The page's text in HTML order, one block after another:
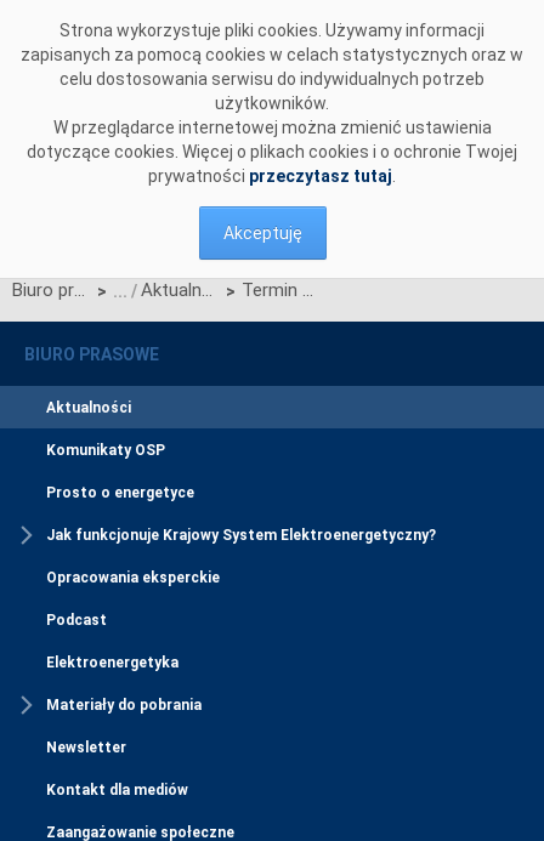
Strona wykorzystuje pliki cookies. Używamy informacji
zapisanych za pomocą cookies w celach statystycznych oraz w
celu dostosowania serwisu do indywidualnych potrzeb
użytkowników.
W przeglądarce internetowej można zmienić ustawienia
dotyczące cookies. Więcej o plikach cookies i o ochronie Twojej
prywatności przeczytasz tutaj
Akceptuję
Biuro prasowe > Aktualności > Termin migracji danych do CSIRE dla Uczestników Okna 2 (1 marca 2026)
BIURO PRASOWE
Aktualności
Komunikaty OSP
Prosto o energetyce
Jak funkcjonuje Krajowy System Elektroenergetyczny?
Opracowania eksperckie
Podcast
Elektroenergetyka
Materiały do pobrania
Newsletter
Kontakt dla mediów
Zaangażowanie społeczne